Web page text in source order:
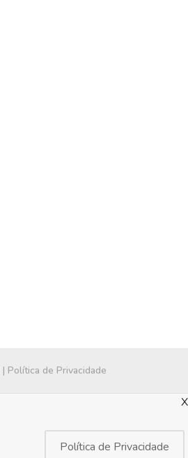
| Política de Privacidade
X
Política de Privacidade